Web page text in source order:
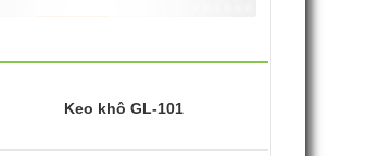
Keo khô GL-101